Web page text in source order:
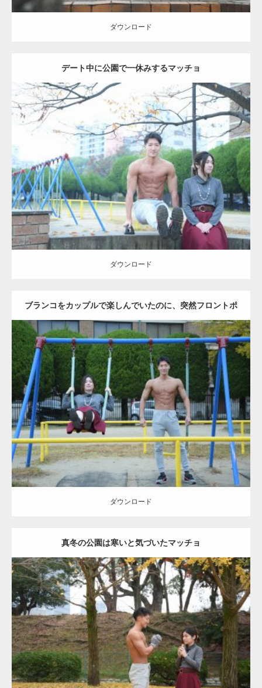
ダウンロード
デート中に公園で一休みするマッチョ
Update:2021.07.6
Category:公園のマッチョ その他 AKIHITO(細マッチョ) 腹筋
ダウンロード
ダウンロード
ブランコをカップルで楽しんでいたのに、突然フロントポ
ーズをするマッチョ
Update: 2021.07.6
Category:公園のマッチョ その他 AKIHITO(細マッチョ) 腹筋 大胸筋
ダウンロード
ダウンロード
真冬の公園は寒いと気づいたマッチョ
Update: 2021.07.8
Category:公園のマッチョ その他 AKIHITO(細マッチョ) 上腕三頭筋
肩
ダウンロード